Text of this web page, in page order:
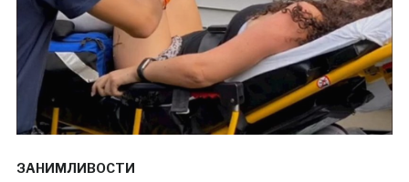
ЗАНИМЛИВОСТИ